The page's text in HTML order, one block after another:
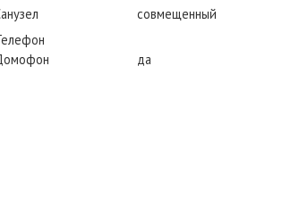
совмещенный
да